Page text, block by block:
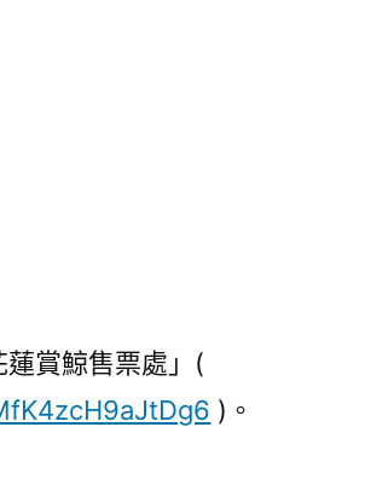
賞鯨售票處」(
)。